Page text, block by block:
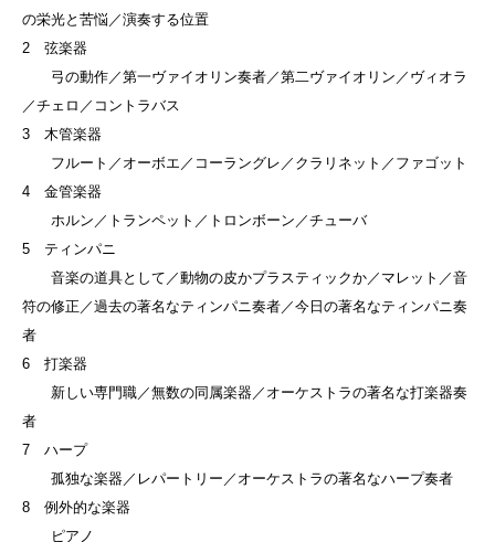
の栄光と苦悩／演奏する位置
2 弦楽器
弓の動作／第一ヴァイオリン奏者／第二ヴァイオリン／ヴィオラ
／チェロ／コントラバス
3 木管楽器
フルート／オーボエ／コーラングレ／クラリネット／ファゴット
4 金管楽器
ホルン／トランペット／トロンボーン／チューバ
5 ティンパニ
音楽の道具として／動物の皮かプラスティックか／マレット／音
符の修正／過去の著名なティンパニ奏者／今日の著名なティンパニ奏
者
6 打楽器
新しい専門職／無数の同属楽器／オーケストラの著名な打楽器奏
者
7 ハープ
孤独な楽器／レパートリー／オーケストラの著名なハープ奏者
8 例外的な楽器
ピアノ